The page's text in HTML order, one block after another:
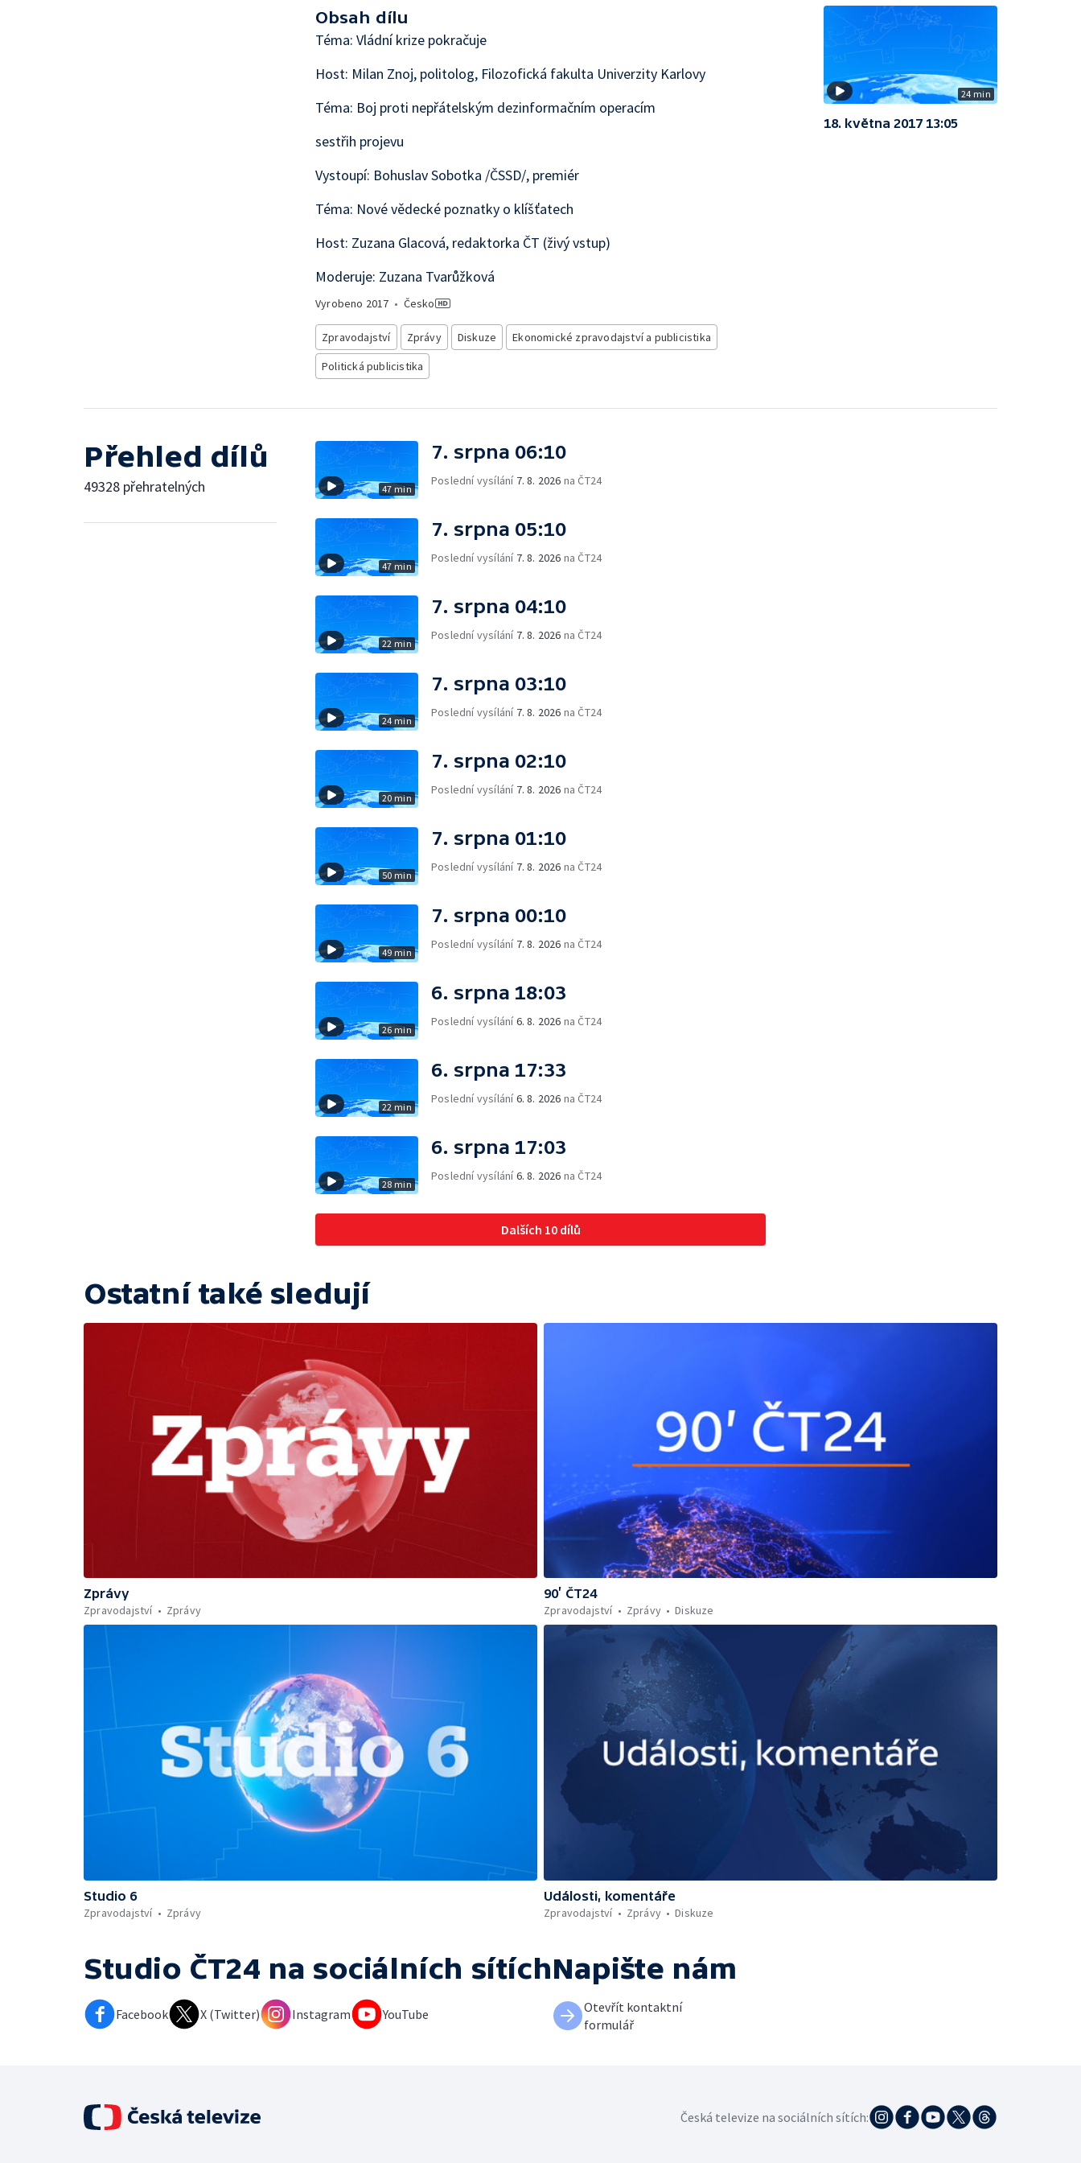
Obsah dílu
Téma: Vládní krize pokračuje
Host: Milan Znoj, politolog, Filozofická fakulta Univerzity Karlovy
Téma: Boj proti nepřátelským dezinformačním operacím
sestřih projevu
Vystoupí: Bohuslav Sobotka /ČSSD/, premiér
Téma: Nové vědecké poznatky o klíšťatech
Host: Zuzana Glacová, redaktorka ČT (živý vstup)
Moderuje: Zuzana Tvarůžková
Vyrobeno 2017 • Česko
Zpravodajství Zprávy Diskuze
Ekonomické zpravodajství a publicistika
Politická publicistika
24 min
18. května 2017 13:05
Přehled dílů
49328 přehratelných 47 min
7. srpna 06:10
Poslední vysílání 7. 8. 2026 na ČT24
47 min
7. srpna 05:10
Poslední vysílání 7. 8. 2026 na ČT24
22 min
7. srpna 04:10
Poslední vysílání 7. 8. 2026 na ČT24
24 min
7. srpna 03:10
Poslední vysílání 7. 8. 2026 na ČT24
20 min
7. srpna 02:10
Poslední vysílání 7. 8. 2026 na ČT24
50 min
7. srpna 01:10
Poslední vysílání 7. 8. 2026 na ČT24
49 min
7. srpna 00:10
Poslední vysílání 7. 8. 2026 na ČT24
26 min
6. srpna 18:03
Poslední vysílání6. 8. 2026 na ČT24
22 min
6. srpna 17:33
Poslední vysílání6. 8. 2026 na ČT24
28 min
6. srpna 17:03
Poslední vysílání6. 8. 2026 na ČT24
Dalších 10 dílů
Ostatní také sledují
Zprávy
Zpravodajství
Zprávy
90’ ČT24
Zpravodajství
Zprávy Diskuze
Studio 6
Zpravodajství
Zprávy
Události, komentáře
Zpravodajství
Zprávy Diskuze
Studio ČT24 na sociálních sítích
Facebook X (Twitter) Instagram YouTube
Napište nám
Otevřít kontaktní
formulář
Česká televize na sociálních sítích: